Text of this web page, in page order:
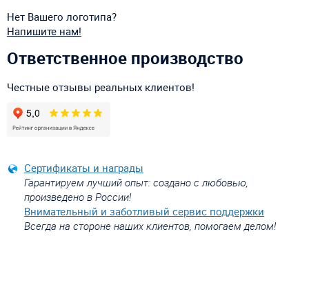
Нет Вашего логотипа?
Напишите нам!
Ответственное производство
Честные отзывы реальных клиентов!
Сертификаты и награды
Гарантируем лучший опыт: создано с любовью,
произведено в России!
Внимательный и заботливый сервис поддержки
Всегда на стороне наших клиентов, помогаем делом!